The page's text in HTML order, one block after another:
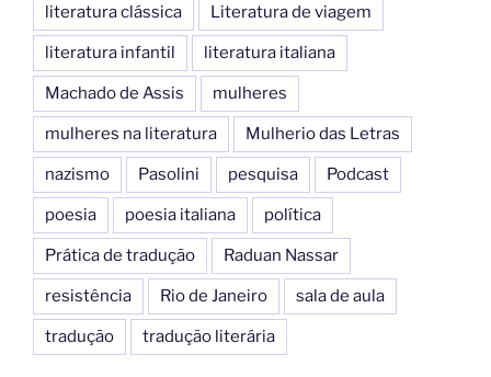
literatura clássica Literatura de viagem
literatura infantil literatura italiana
Machado de Assis mulheres
mulheres na literatura Mulherio das Letras
nazismo Pasolini pesquisa Podcast
poesia poesia italiana política
Prática de tradução Raduan Nassar
resistência Rio de Janeiro sala de aula
tradução tradução literária